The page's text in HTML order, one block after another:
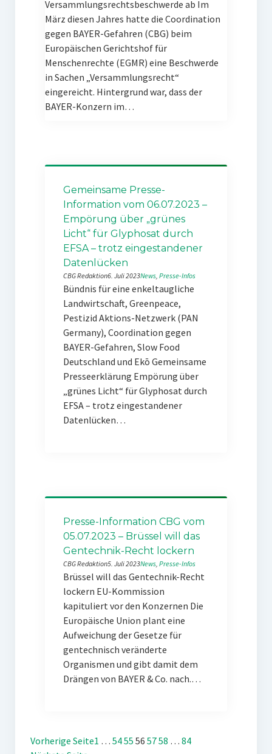
Versammlungsrechtsbeschwerde ab Im
März diesen Jahres hatte die Coordination
gegen BAYER-Gefahren (CBG) beim
Europäischen Gerichtshof für
Menschenrechte (EGMR) eine Beschwerde
in Sachen „Versammlungsrecht“
eingereicht. Hintergrund war, dass der
BAYER-Konzern im…
Gemeinsame Presse-
Information vom 06.07.2023 –
Empörung über „grünes
Licht“ für Glyphosat durch
EFSA – trotz eingestandener
Datenlücken
CBG Redaktion6. Juli 2023News, Presse-Infos
Bündnis für eine enkeltaugliche
Landwirtschaft, Greenpeace,
Pestizid Aktions-Netzwerk (PAN
Germany), Coordination gegen
BAYER-Gefahren, Slow Food
Deutschland und Ekō Gemeinsame
Presseerklärung Empörung über
„grünes Licht“ für Glyphosat durch
EFSA – trotz eingestandener
Datenlücken…
Presse-Information CBG vom
05.07.2023 – Brüssel will das
Gentechnik-Recht lockern
CBG Redaktion5. Juli 2023News, Presse-Infos
Brüssel will das Gentechnik-Recht
lockern EU-Kommission
kapituliert vor den Konzernen Die
Europäische Union plant eine
Aufweichung der Gesetze für
gentechnisch veränderte
Organismen und gibt damit dem
Drängen von BAYER & Co. nach.…
Vorherige Seite1 … 5455 56 5758 … 84